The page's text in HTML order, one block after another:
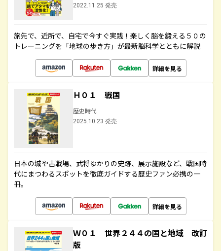
2022.11.25 発売
旅先で、近所で、自宅で今すぐ実践！楽しく脳を鍛える５０の
トレーニングを「地球の歩き方」が最新脳科学とともに解説
詳細を見る
Ｈ０１ 戦国
歴史時代
2025.10.23 発売
日本の城や古戦場、武将ゆかりの史跡、展示施設など、戦国時
代にまつわるスポットを徹底ガイドする歴史ファン必携の一
冊。
詳細を見る
Ｗ０１ 世界２４４の国と地域 改訂
版